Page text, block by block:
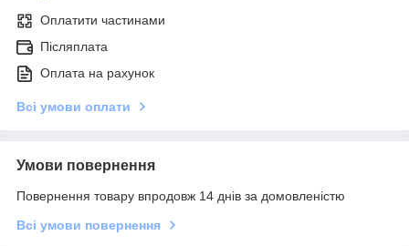
Оплатити частинами
Післяплата
Оплата на рахунок
Всі умови оплати
Умови повернення
Повернення товару впродовж 14 днів за домовленістю
Всі умови повернення